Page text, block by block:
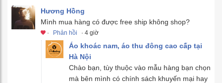
Hương Hồng
Mình mua hàng có được free ship không shop?
· Phản hồi · 4 giờ
Áo khoác nam, áo thu đông cao cấp tại
Hà Nội
Chào bạn, tùy thuộc vào mẫu hàng bạn chọn
mà bên mình có chính sách khuyến mại hay